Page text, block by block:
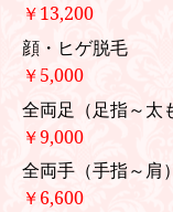
￥13,200
顔・ヒゲ脱
￥5,000
全両足（足指～
￥9,000
全両手（手指
￥6,600